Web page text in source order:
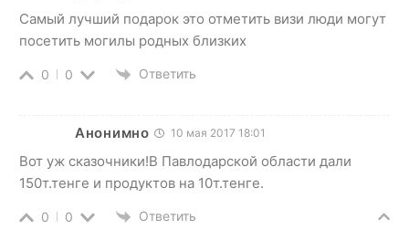
Самый лучший подарок это отметить визи люди могут
посетить могилы родных близких
0 0 Ответить
Анонимно 10 мая 2017 18:01
Вот уж сказочники!В Павлодарской области дали
150т.тенге и продуктов на 10т.тенге.
0 0 Ответить